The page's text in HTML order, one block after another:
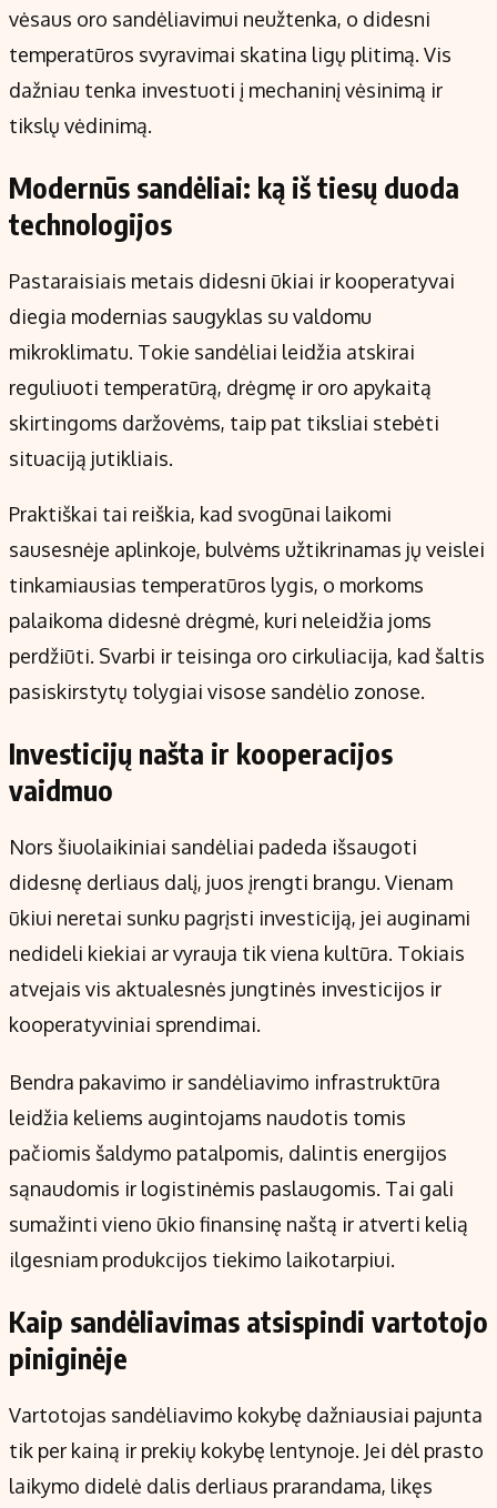
vėsaus oro sandėliavimui neužtenka, o didesni
temperatūros svyravimai skatina ligų plitimą. Vis
dažniau tenka investuoti į mechaninį vėsinimą ir
tikslų vėdinimą.
Modernūs sandėliai: ką iš tiesų duoda
technologijos
Pastaraisiais metais didesni ūkiai ir kooperatyvai
diegia modernias saugyklas su valdomu
mikroklimatu. Tokie sandėliai leidžia atskirai
reguliuoti temperatūrą, drėgmę ir oro apykaitą
skirtingoms daržovėms, taip pat tiksliai stebėti
situaciją jutikliais.
Praktiškai tai reiškia, kad svogūnai laikomi
sausesnėje aplinkoje, bulvėms užtikrinamas jų veislei
tinkamiausias temperatūros lygis, o morkoms
palaikoma didesnė drėgmė, kuri neleidžia joms
perdžiūti. Svarbi ir teisinga oro cirkuliacija, kad šaltis
pasiskirstytų tolygiai visose sandėlio zonose.
Investicijų našta ir kooperacijos
vaidmuo
Nors šiuolaikiniai sandėliai padeda išsaugoti
didesnę derliaus dalį, juos įrengti brangu. Vienam
ūkiui neretai sunku pagrįsti investiciją, jei auginami
nedideli kiekiai ar vyrauja tik viena kultūra. Tokiais
atvejais vis aktualesnės jungtinės investicijos ir
kooperatyviniai sprendimai.
Bendra pakavimo ir sandėliavimo infrastruktūra
leidžia keliems augintojams naudotis tomis
pačiomis šaldymo patalpomis, dalintis energijos
sąnaudomis ir logistinėmis paslaugomis. Tai gali
sumažinti vieno ūkio finansinę naštą ir atverti kelią
ilgesniam produkcijos tiekimo laikotarpiui.
Kaip sandėliavimas atsispindi vartotojo
piniginėje
Vartotojas sandėliavimo kokybę dažniausiai pajunta
tik per kainą ir prekių kokybę lentynoje. Jei dėl prasto
laikymo didelė dalis derliaus prarandama, likęs